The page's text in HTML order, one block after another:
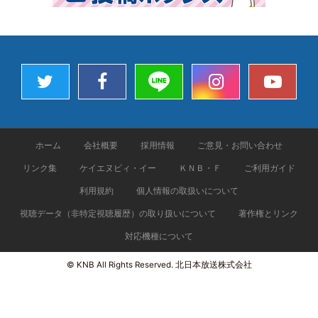
ホーム 会社概要 採用情報 ご意見・お問い合わせ
リンク集 ケイエヌビィ・イー ＫＮＢ・Ｆ ご利用ガイド
利用規約 個人情報の取扱いについて
視聴データ（非特定視聴履歴）の取り扱いについて 著作権とリンク
対応機種について
© KNB All Rights Reserved. 北日本放送株式会社